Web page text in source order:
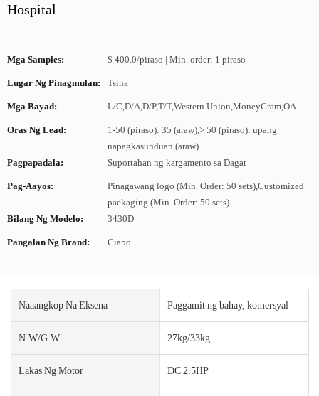
Hospital
Mga Samples: $ 400.0/piraso | Min. order: 1 piraso
Lugar Ng Pinagmulan: Tsina
Mga Bayad: L/C,D/A,D/P,T/T,Western Union,MoneyGram,OA
Oras Ng Lead:
1-50 (piraso): 35 (araw),> 50 (piraso): upang
napagkasunduan (araw)
Pagpapadala:
Suportahan ng kargamento sa Dagat
Pag-Aayos:
Pinagawang logo (Min. Order: 50 sets),Customized
packaging (Min. Order: 50 sets)
Bilang Ng Modelo:
3430D
Pangalan Ng Brand: Ciapo
Naaangkop Na Eksena Paggamit ng bahay, komersyal
N.W/G.W 27kg/33kg
Lakas Ng Motor DC 2.5HP